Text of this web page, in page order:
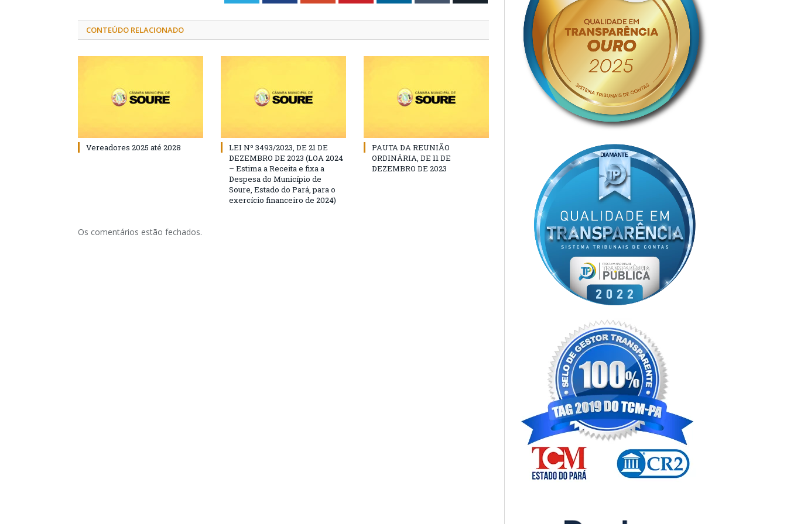
CONTEÚDO RELACIONADO
Vereadores 2025 até 2028
LEI Nº 3493/2023, DE 21 DE
DEZEMBRO DE 2023 (LOA 2024
– Estima a Receita e fixa a
Despesa do Município de
Soure, Estado do Pará, para o
exercício financeiro de 2024)
PAUTA DA REUNIÃO
ORDINÁRIA, DE 11 DE
DEZEMBRO DE 2023
Os comentários estão fechados.